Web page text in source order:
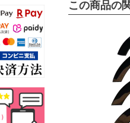
この商品の